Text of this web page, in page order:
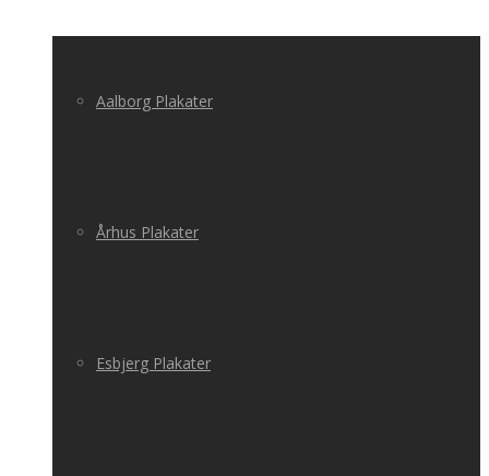
Aalborg Plakater
Århus Plakater
Esbjerg Plakater